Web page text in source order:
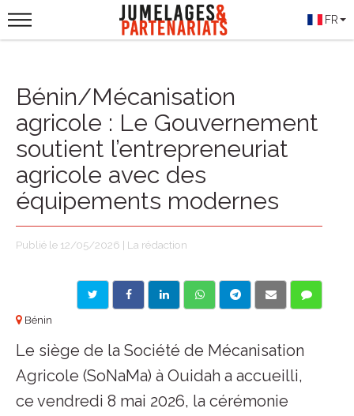
FR
Bénin/Mécanisation
agricole : Le Gouvernement
soutient l’entrepreneuriat
agricole avec des
équipements modernes
Publié le 12/05/2026 | La rédaction
Bénin
Le siège de la Société de Mécanisation
Agricole (SoNaMa) à Ouidah a accueilli,
ce vendredi 8 mai 2026, la cérémonie